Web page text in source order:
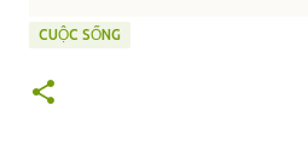
CUỘC SỐNG